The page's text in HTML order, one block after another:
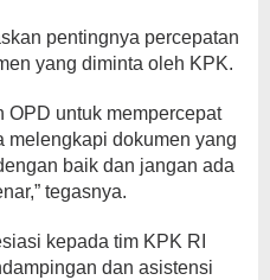
pentingnya percepatan
yang diminta oleh KPK.
OPD untuk mempercepat
melengkapi dokumen yang
baik dan jangan ada
tegasnya.
kepada tim KPK RI
dan asistensi